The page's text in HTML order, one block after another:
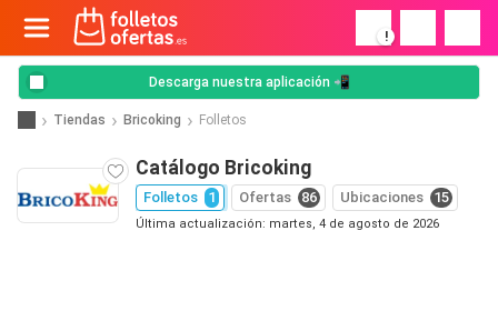
!
Descarga nuestra aplicación 📲
Tiendas Bricoking Folletos
Catálogo Bricoking
Folletos 1 Ofertas 86 Ubicaciones 15
Última actualización: martes, 4 de agosto de 2026